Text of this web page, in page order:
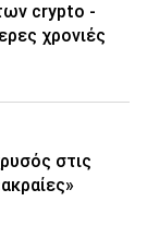
crypto -
χρονιές
στις